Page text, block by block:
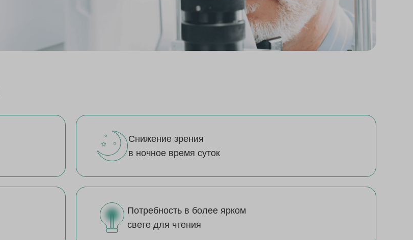
Снижение зрения
в ночное время суток
Потребность в более ярком
свете для чтения